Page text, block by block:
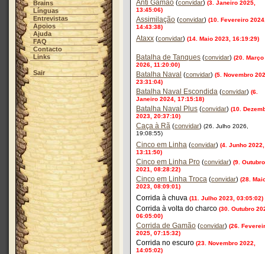
Brains
Línguas
Entrevistas
Apoios
Ajuda
FAQ
Contacto
Links
Sair
Anti Gamão (convidar) (3. Janeiro 2025,
13:45:06)
Assimilação (convidar) (10. Fevereiro
14:43:38)
Ataxx (convidar) (14. Maio 2023, 16:19:29)
Batalha de Tanques (convidar) (20. Março
2026, 11:20:00)
Batalha Naval (convidar) (5. Novembro
23:31:04)
Batalha Naval Escondida (convidar) (6.
Janeiro 2024, 17:15:18)
Batalha Naval Plus (convidar) (10.
2023, 20:37:10)
Caça à Rã (convidar) (26. Julho 2026,
19:08:55)
Cinco em Linha (convidar) (4. Junho 2022,
13:11:50)
Cinco em Linha Pro (convidar) (9. Outubro
2021, 08:28:22)
Cinco em Linha Troca (convidar) (28.
2023, 08:09:01)
Corrida à chuva (11. Julho 2023, 03:05:02)
Corrida à volta do charco (30. Outubro
06:05:00)
Corrida de Gamão (convidar) (26.
2025, 07:15:32)
Corrida no escuro (23. Novembro 2022,
14:05:02)